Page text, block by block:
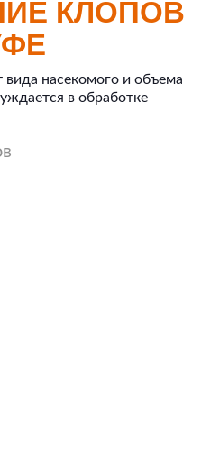
КЛОПОВ
вида насекомого и объема
в обработке